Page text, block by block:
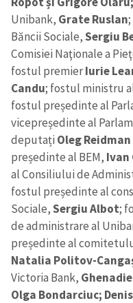
Unibank, Grate Ruslan
Băncii Sociale,Sergiu
Comisiei Naţionale a
fostul premierIurie
Candu; fostul ministru
fostul președinte al
vicepreședinte al
deputațiOleg Reidman
președinte al BEM, Ivan
al Consiliului de
fostul președinte al
Sociale,Sergiu Albot;
de administrare al
președinte al
Natalia Politov-
Victoria Bank,
Olga Bondarciuc;